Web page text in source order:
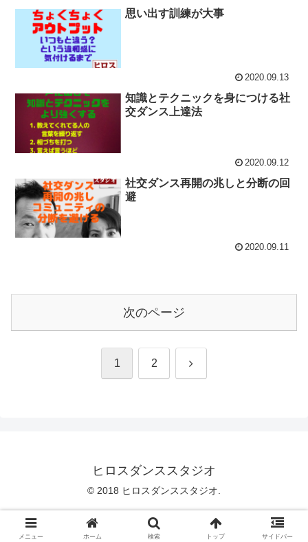
思い出す訓練が大事
2020.09.13
知識とテクニックを身につける社
交ダンス上達法
2020.09.12
社交ダンス再開の兆しと分断の回
避
2020.09.11
次のページ
1 2 次
ヒロスダンススタジオ
© 2018 ヒロスダンススタジオ.
メニュー ホーム 検索 トップ サイドバー